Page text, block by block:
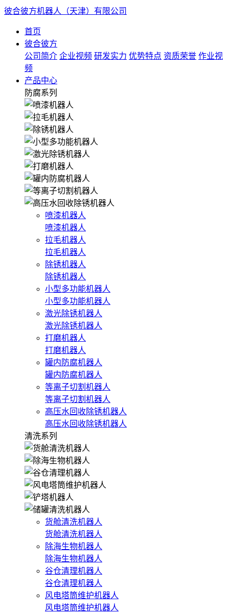
彼合彼方机器人（天津）有限公司
首页
彼合彼方
公司简介 企业视频 研发实力 优势特点 资质荣誉 作业视
频
产品中心
防腐系列
喷漆机器人
喷漆机器人
拉毛机器人
拉毛机器人
除锈机器人
除锈机器人
小型多功能机器人
小型多功能机器人
激光除锈机器人
激光除锈机器人
打磨机器人
打磨机器人
罐内防腐机器人
罐内防腐机器人
等离子切割机器人
等离子切割机器人
高压水回收除锈机器人
高压水回收除锈机器人
清洗系列
货舱清洗机器人
货舱清洗机器人
除海生物机器人
除海生物机器人
谷仓清理机器人
谷仓清理机器人
风电塔筒维护机器人
风电塔筒维护机器人